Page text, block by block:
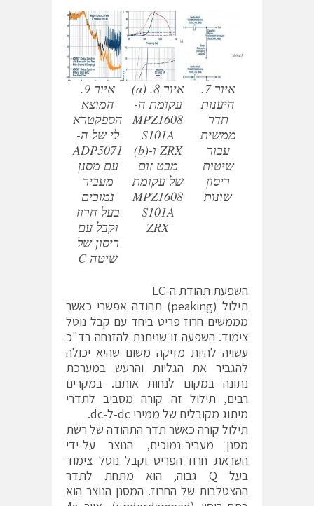
איור 7.
היענות
תדר
ממשית
עבור
שיטות
ריסון
שונות
איור 8. (a)
עקומת ה-
MPZ1608
S101A
ZRX ו-(b)
מבט זום
של עקומת
MPZ1608
S101A
ZRX
איור 9.
המוצא
הספקטרא
לי של ה-
ADP5071
עם מסנן
מעביר
נמוכים
בעל חרוז
וקבל עם
ריסון של
שיטה C
השפעת תהודת ה-LC
תילול (peaking) תהודה אפשרי כאשר
מממשים חרוז פריט ביחד עם קבל נוטל
צימוד. השפעה זו שניתנת להזנחה בד"כ
עשויה להיות מזיקה משום שהיא יכולה
להגביר את הגליות והרעש במערכת
נתונה במקום לנחות אותם. במקרים
רבים, תילול זה קורה מסביב לתדרי
מיתוג מקובלים של ממירי dc-ל-dc.
תילול קורה כאשר תדר התהודה של רשת
מסנן מעביר-נמוכים, הנוצר על-ידי
השראת חרוז הפריט וקבל נוטל צימוד
בעל Q גבוה, הוא מתחת לתדר
ההצטלבות של החרוז. המסנן הנוצר הוא